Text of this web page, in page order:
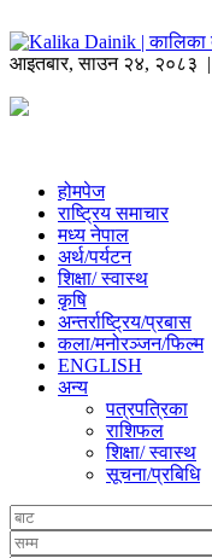
आइतबार,साउन २४, २०८३
होमपेज
राष्ट्रिय समाचार
मध्य नेपाल
अर्थ/पर्यटन
शिक्षा/ स्वास्थ
कृषि
अन्तर्राष्ट्रिय/प्रबास
कला/मनोरञ्जन/फिल्म
ENGLISH
अन्य
पत्रपत्रिका
राशिफल
शिक्षा/ स्वास्थ
सूचना/प्रबिधि